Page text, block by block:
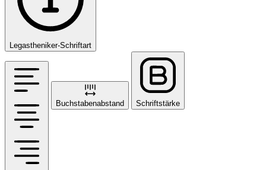
Legastheniker-Schriftart
Buchstabenabstand Schriftstärke